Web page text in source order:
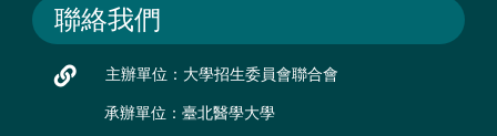
聯絡我們
主辦單位：大學招生委員會聯合會
承辦單位：臺北醫學大學